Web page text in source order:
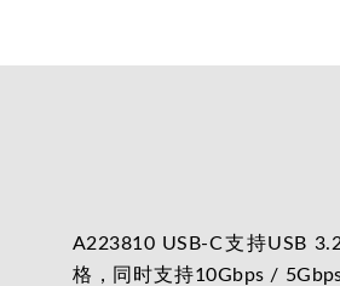
A223810 USB-C支持USB
格，同时支持10Gbps /